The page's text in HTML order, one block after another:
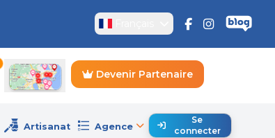
Devenir Partenaire
Artisanat Agence
Se
connecter